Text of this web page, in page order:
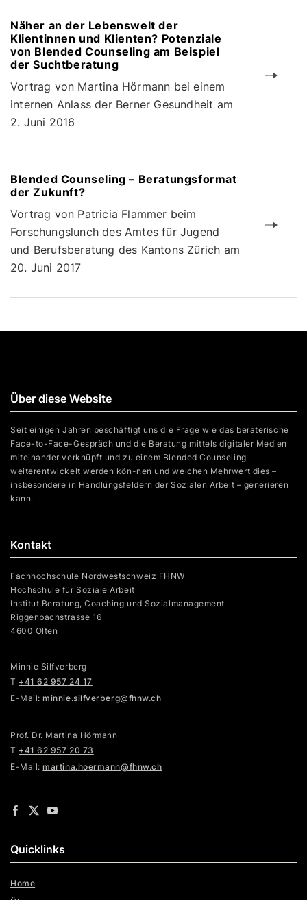
Näher an der Lebenswelt der
Klientinnen und Klienten? Potenziale
von Blended Counseling am Beispiel
der Suchtberatung
Vortrag von Martina Hörmann bei einem
internen Anlass der Berner Gesundheit am
2. Juni 2016
Blended Counseling – Beratungsformat
der Zukunft?
Vortrag von Patricia Flammer beim
Forschungslunch des Amtes für Jugend
und Berufsberatung des Kantons Zürich am
20. Juni 2017
Kontakt
Fachhochschule Nordwestschweiz FHNW
Hochschule für Soziale Arbeit
Institut Beratung, Coaching und Sozialmanagement
Riggenbachstrasse 16
4600 Olten
Minnie Silfverberg
T +41 62 957 24 17
E-Mail:minnie.silfverberg@fhnw.ch
Prof. Dr. Martina Hörmann
T +41 62 957 20 73
E-Mail:martina.hoermann@fhnw.ch
Über diese Website
Seit einigen Jahren beschäftigt uns die Frage wie das beraterische
Face-to-Face-Gespräch und die Beratung mittels digitaler Medien
miteinander verknüpft und zu einem Blended Counseling
weiterentwickelt werden kön-nen und welchen Mehrwert dies –
insbesondere in Handlungsfeldern der Sozialen Arbeit – generieren
kann.
Quicklinks
Home